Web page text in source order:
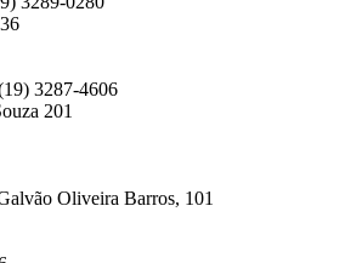
3287-4606
201
Oliveira Barros, 101